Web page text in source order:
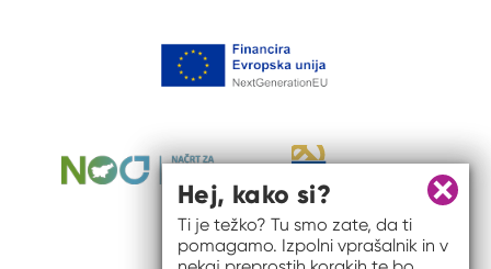
Zapri
Hej, kako si?
Ti je težko? Tu smo zate, da ti
pomagamo. Izpolni vprašalnik in v